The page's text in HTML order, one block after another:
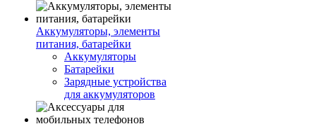
Аккумуляторы, элементы
питания, батарейки
Аккумуляторы
Батарейки
Зарядные устройства
для аккумуляторов